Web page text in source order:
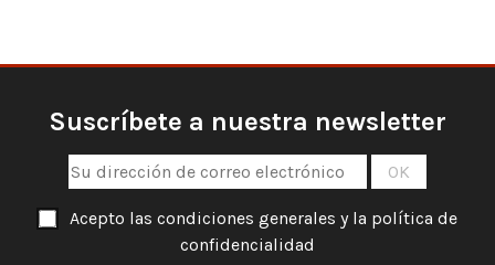
Suscríbete a nuestra newsletter
Acepto las condiciones generales y la política de
confidencialidad